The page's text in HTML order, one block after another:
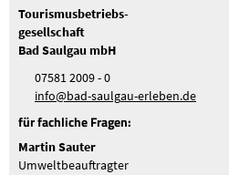
Tourismusbetriebs-
gesellschaft
Bad Saulgau mbH
07581 2009 - 0
nf
b d-s lg - rl b n d
für fachliche Fragen:
Martin Sauter
Umweltbeauftragter